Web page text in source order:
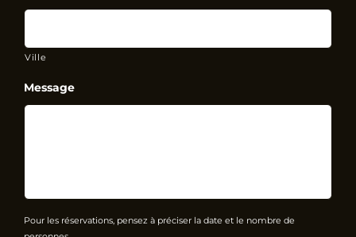
Ville
Message
Pour les réservations, pensez à préciser la date et le nombre de